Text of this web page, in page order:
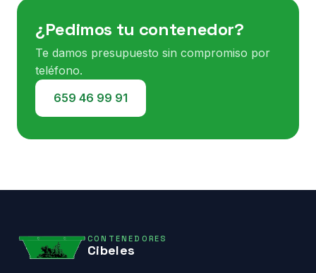
¿Pedimos tu contenedor?
Te damos presupuesto sin compromiso por
teléfono.
659 46 99 91
CONTENEDORES
Cibeles